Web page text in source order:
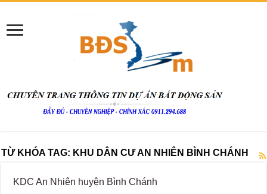
TỪ KHÓA TAG: KHU DÂN CƯ AN NHIÊN BÌNH CHÁNH
KDC An Nhiên huyện Bình Chánh